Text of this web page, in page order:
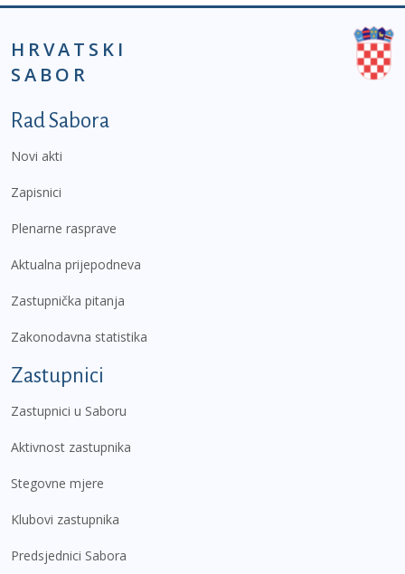
HRVATSKI
SABOR
Podnožje prvi izbornik
Rad Sabora
Novi akti
Zapisnici
Plenarne rasprave
Aktualna prijepodneva
Zastupnička pitanja
Zakonodavna statistika
Zastupnici
Zastupnici u Saboru
Aktivnost zastupnika
Stegovne mjere
Klubovi zastupnika
Predsjednici Sabora